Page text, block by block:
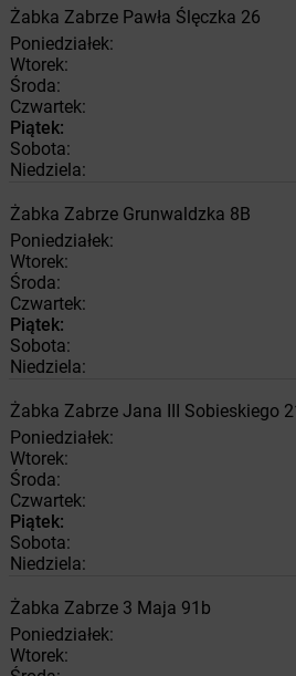
Żabka Zabrze Pawła Ślęczka 26
Poniedziałek:
Wtorek:
Środa:
Czwartek:
Piątek:
Sobota:
Niedziela:
Żabka Zabrze Grunwaldzka 8B
Poniedziałek:
Wtorek:
Środa:
Czwartek:
Piątek:
Sobota:
Niedziela:
Żabka Zabrze Jana III Sobieskiego
Poniedziałek:
Wtorek:
Środa:
Czwartek:
Piątek:
Sobota:
Niedziela:
Żabka Zabrze 3 Maja 91b
Poniedziałek:
Wtorek: